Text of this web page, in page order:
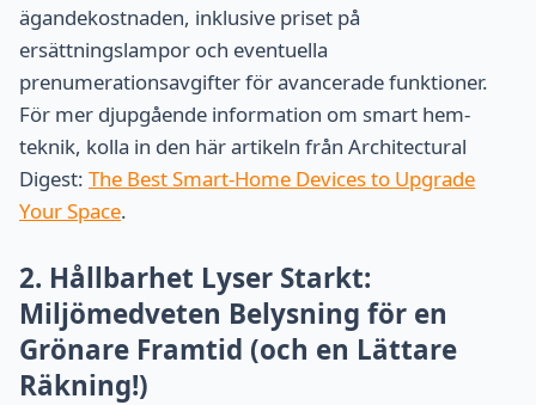
ägandekostnaden, inklusive priset på
ersättningslampor och eventuella
prenumerationsavgifter för avancerade funktioner.
För mer djupgående information om smart hem-
teknik, kolla in den här artikeln från Architectural
Digest: The Best Smart-Home Devices to Upgrade
Your Space.
2. Hållbarhet Lyser Starkt:
Miljömedveten Belysning för en
Grönare Framtid (och en Lättare
Räkning!)